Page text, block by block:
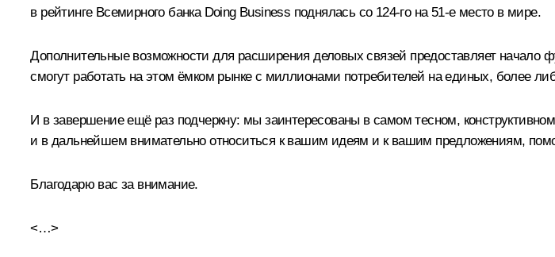
в рейтинге Всемирного банка Doing Business поднялась со 124‑го на 51‑е место в мире.
Дополнительные возможности для расширения деловых связей предоставляет начало
смогут работать на этом ёмком рынке с миллионами потребителей на единых, более
И в завершение ещё раз подчеркну: мы заинтересованы в самом тесном,
и в дальнейшем внимательно относиться к вашим идеям и к вашим предложениям,
Благодарю вас за внимание.
<…>